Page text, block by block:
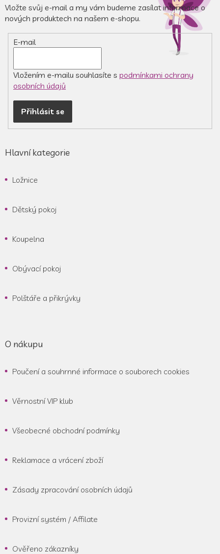
aVložte svůj e-mail a my vám budeme zasílat informace o
nových produktech na našem e-shopu.
E-mail
Vložením e-mailu souhlasíte s podmínkami ochrany
osobních údajů
Přihlásit se
Hlavní kategorie
Ložnice
Dětský pokoj
Koupelna
Obývací pokoj
Polštáře a přikrývky
O nákupu
Poučení a souhrnné informace o souborech cookies
Věrnostní VIP klub
Všeobecné obchodní podmínky
Reklamace a vrácení zboží
Zásady zpracování osobních údajů
Provizní systém / Affilate
Ověřeno zákazníky